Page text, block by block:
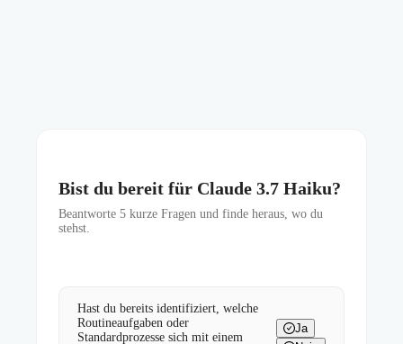
Bist du bereit für Claude 3.7 Haiku?
Beantworte 5 kurze Fragen und finde heraus, wo du
stehst.
Hast du bereits identifiziert, welche
Routineaufgaben oder
Standardprozesse sich mit einem
Ja